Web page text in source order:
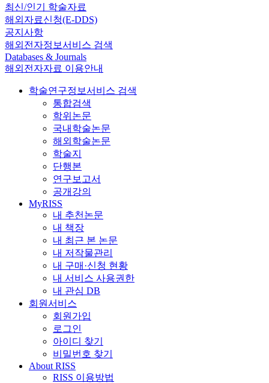
최신/인기 학술자료
해외자료신청(E-DDS)
공지사항
해외전자정보서비스 검색
Databases & Journals
해외전자자료 이용안내
학술연구정보서비스 검색
통합검색
학위논문
국내학술논문
해외학술논문
학술지
단행본
연구보고서
공개강의
MyRISS
내 추천논문
내 책장
내 최근 본 논문
내 저작물관리
내 구매·신청 현황
내 서비스 사용권한
내 관심 DB
회원서비스
회원가입
로그인
아이디 찾기
비밀번호 찾기
About RISS
RISS 이용방법